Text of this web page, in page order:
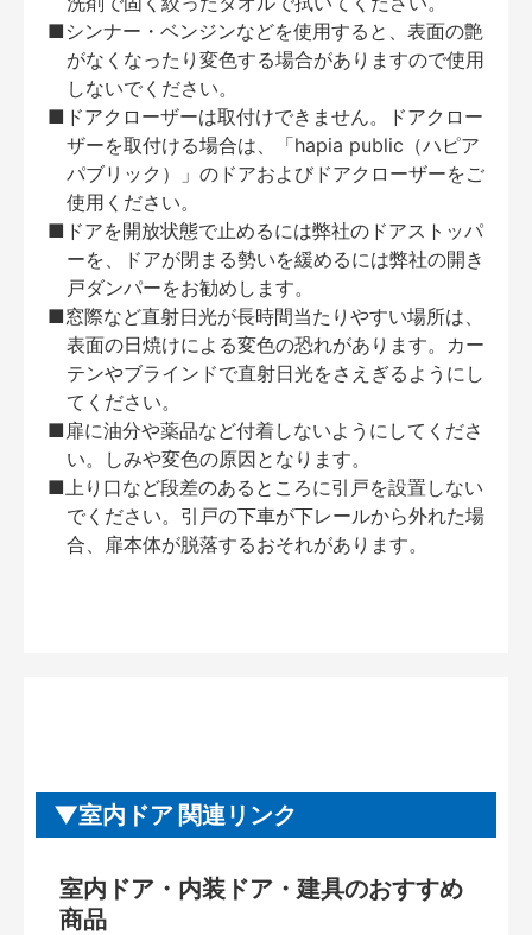
■シンナー・ベンジンなどを使用すると、表面の艶
がなくなったり変色する場合がありますので使用
しないでください。
■ドアクローザーは取付けできません。ドアクロー
ザーを取付ける場合は、「hapia public（ハピア
パブリック）」のドアおよびドアクローザーをご
使用ください。
■ドアを開放状態で止めるには弊社のドアストッパ
ーを、ドアが閉まる勢いを緩めるには弊社の開き
戸ダンパーをお勧めします。
■窓際など直射日光が長時間当たりやすい場所は、
表面の日焼けによる変色の恐れがあります。カー
テンやブラインドで直射日光をさえぎるようにし
てください。
■扉に油分や薬品など付着しないようにしてくださ
い。しみや変色の原因となります。
■上り口など段差のあるところに引戸を設置しない
でください。引戸の下車が下レールから外れた場
合、扉本体が脱落するおそれがあります。
室内ドア 関連リンク
室内ドア・内装ドア・建具のおすすめ
商品